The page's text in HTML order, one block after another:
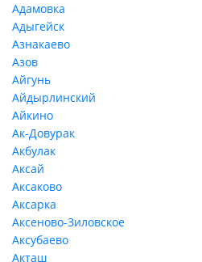
Адамовка
Адыгейск
Азнакаево
Азов
Айгунь
Айдырлинский
Айкино
Ак-Довурак
Акбулак
Аксай
Аксаково
Аксарка
Аксеново-Зиловское
Аксубаево
Акташ